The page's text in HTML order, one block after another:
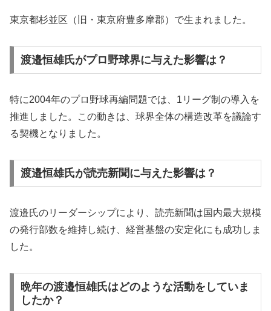
東京都杉並区（旧・東京府豊多摩郡）で生まれました。
渡邉恒雄氏がプロ野球界に与えた影響は？
特に2004年のプロ野球再編問題では、1リーグ制の導入を
推進しました。この動きは、球界全体の構造改革を議論す
る契機となりました。
渡邉恒雄氏が読売新聞に与えた影響は？
渡邉氏のリーダーシップにより、読売新聞は国内最大規模
の発行部数を維持し続け、経営基盤の安定化にも成功しま
した。
晩年の渡邉恒雄氏はどのような活動をしていま
したか？